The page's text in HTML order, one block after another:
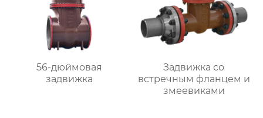
56-дюймовая
задвижка
Задвижка со
встречным фланцем и
змеевиками